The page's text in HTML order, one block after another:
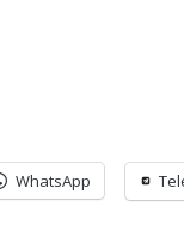
WhatsApp